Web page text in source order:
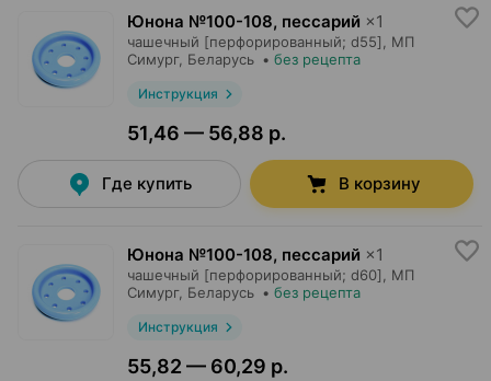
Юнона №100-108, пессарий ×1
чашечный [перфорированный; d55],
МП
Симург, Беларусь • без рецепта
Инструкция
51,46 — 56,88 р.
Где купить В корзину
Юнона №100-108, пессарий ×1
чашечный [перфорированный; d60],
МП
Симург, Беларусь • без рецепта
Инструкция
55,82 — 60,29 р.